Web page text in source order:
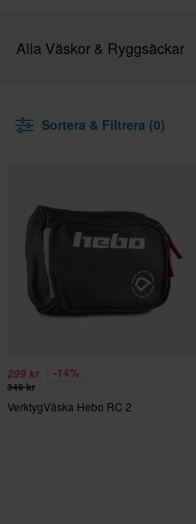
Alla Väskor & Ryggsäckar
Sortera & Filtrera (0)
299 kr -14%
349 kr
VerktygVäska Hebo RC 2